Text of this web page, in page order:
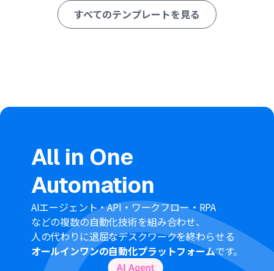
・Squarespace、Google スプレッドシートのそれぞれとYoom
を連携してください。すべてのテンプレートを見る
All in One
Automation
AIエージェント・API・ワークフロー・RPA
などの複数の自動化技術を組み合わせ、
人の代わりに退屈なデスクワークを終わらせる
オールインワンの自動化プラットフォームです。